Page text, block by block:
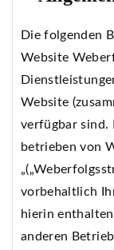
Die folgenden
Website
Website
verfügbar sind.
betrieben von
vorbehaltlich
hierin
anderen